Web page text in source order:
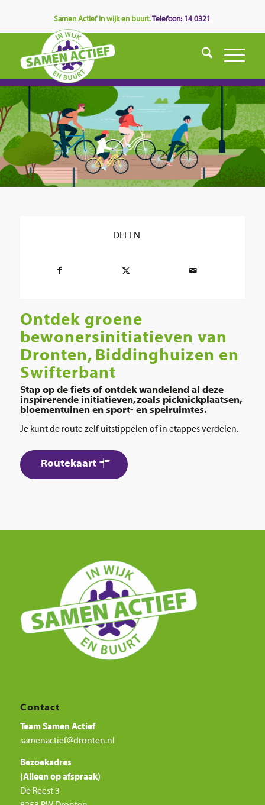
Samen Actief in wijk en buurt.Telefoon: 14 0321
DELEN
Ontdek groene
bewonersinitiatieven van
Dronten, Biddinghuizen en
Swifterbant
Stap op de fiets of ontdek wandelend al deze
inspirerende initiatieven, zoals picknickplaatsen,
bloementuinen en sport- en spelruimtes.
Je kunt de route zelf uitstippelen of in etappes verdelen.
Routekaart
Contact
Team Samen Actief
samenactief@dronten.nl
Bezoekadres
(Alleen op afspraak)
De Reest 3